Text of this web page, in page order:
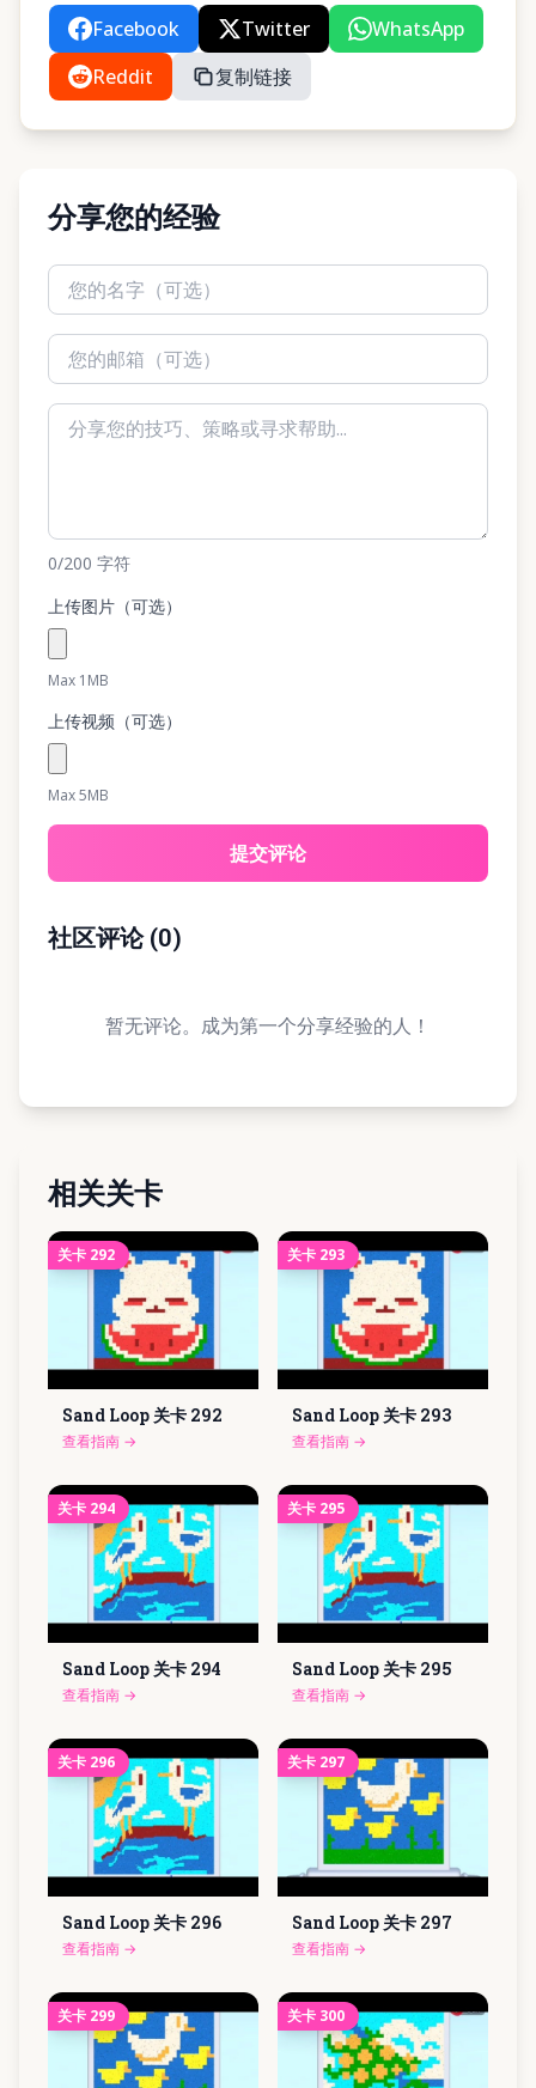
Facebook Twitter
WhatsApp
Reddit
复制链接
分享您的经验
0/200 字符
上传图片（可选）
Max 1MB
上传视频（可选）
Max 5MB
提交评论
社区评论(0)
暂无评论。成为第一个分享经验的人！
相关关卡
关卡 292
Sand Loop 关卡 292
查看指南 →
关卡 293
Sand Loop 关卡 293
查看指南 →
关卡 294
Sand Loop 关卡 294
查看指南 →
关卡 295
Sand Loop 关卡 295
查看指南 →
关卡 296
Sand Loop 关卡 296
查看指南 →
关卡 297
Sand Loop 关卡 297
查看指南 →
关卡 299 关卡 300